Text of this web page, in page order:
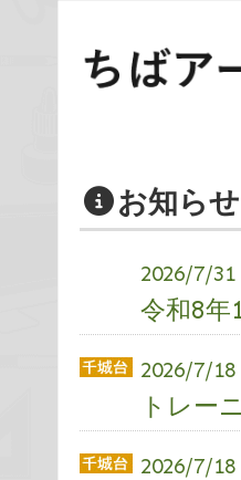
お知らせ
2026/7/
令和8年
2026/7/
トレー
2026/7/